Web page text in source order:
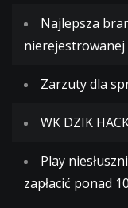
Najlepsza
nierejestrowanej
Zarzuty dla
WK DZIK
Play
zapłacić ponad